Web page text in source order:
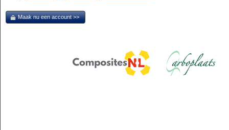
Maak nu een account >>